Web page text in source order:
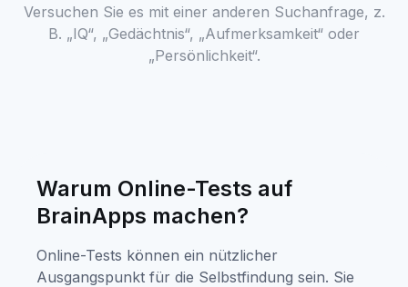
Versuchen Sie es mit einer anderen Suchanfrage, z.
B. „IQ“, „Gedächtnis“, „Aufmerksamkeit“ oder
„Persönlichkeit“.
Warum Online-Tests auf
BrainApps machen?
Online-Tests können ein nützlicher
Ausgangspunkt für die Selbstfindung sein. Sie